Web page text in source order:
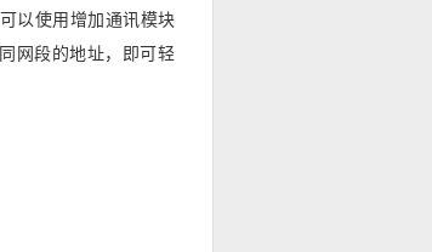
以使用增加通讯模块
网段的地址，即可轻